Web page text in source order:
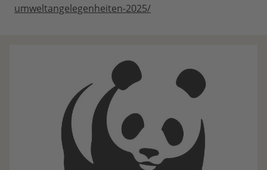
umweltangelegenheiten-2025/